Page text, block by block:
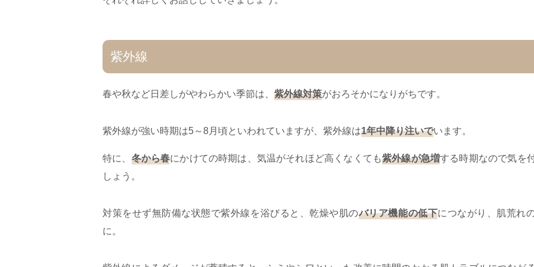
紫外線
春や秋など日差しがやわらかい季節は、 紫外線対策がおろそかになりがちです。
紫外線が強い時期は5～8月頃といわれていますが、紫外線は1年中降り注いでいます。
特に、 冬から春にかけての時期は、気温がそれほど高くなくても紫外線が急増する時期なので気を
しょう。
対策をせず無防備な状態で紫外線を浴びると、乾燥や肌のバリア機能の低下につながり、肌荒れ
に。